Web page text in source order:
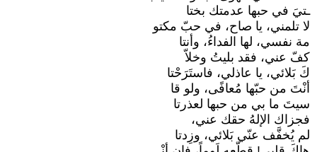
ـتيَ في حبها عدمتك بختا
لا تلمني، يا صاح، في حبّ مكتو
مة نفسي، لها الفداءُ، وأنتا
كفّ عني، فقد بليتُ وخلاّ
كَ بَلائي، يا عاذلي، فاستَرَحْتا
أنْتَ من حبّها مُعافًى، ولو قا
سيتَ ما بي من حبها لعذرتا
فجزاك الإلهُ حقك عني،
لم يُخفَّف عنّي بَلائي، وزِدتا